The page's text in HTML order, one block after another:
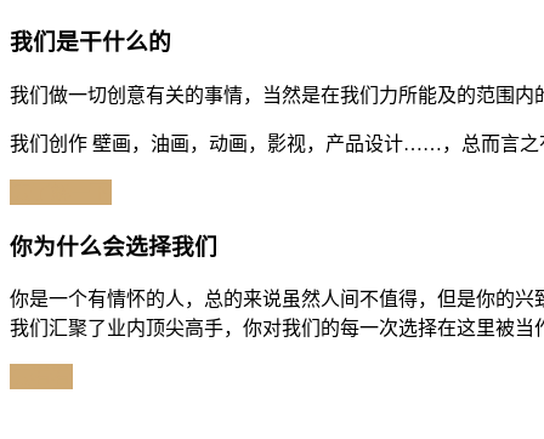
我们是干什么的
我们做一切创意有关的事情，当然是在我们力所能及的范围内
我们创作 壁画，油画，动画，影视，产品设计……，总而言
你为什么会选择我们
你是一个有情怀的人，总的来说虽然人间不值得，但是你的
我们汇聚了业内顶尖高手，你对我们的每一次选择在这里被当